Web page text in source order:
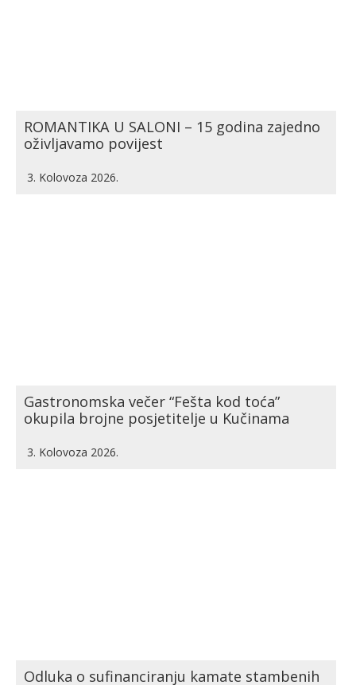
ROMANTIKA U SALONI – 15 godina zajedno
oživljavamo povijest
3. Kolovoza 2026.
Gastronomska večer “Fešta kod toća”
okupila brojne posjetitelje u Kučinama
3. Kolovoza 2026.
Odluka o sufinanciranju kamate stambenih